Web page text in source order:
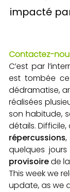
impacté
Contactez-
C’est par
est tombée ce
dédramatise,
réalisées
son habitude,
détails.
répercussions
quelques
provisoirede
This week we
update, as we